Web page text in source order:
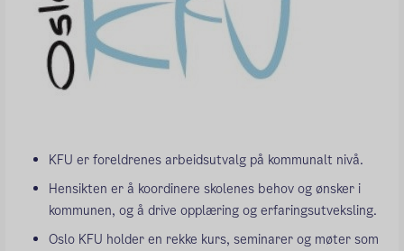
KFU er foreldrenes arbeidsutvalg på kommunalt nivå.
Hensikten er å koordinere skolenes behov og ønsker i
kommunen, og å drive opplæring og erfaringsutveksling.
Oslo KFU holder en rekke kurs, seminarer og møter som